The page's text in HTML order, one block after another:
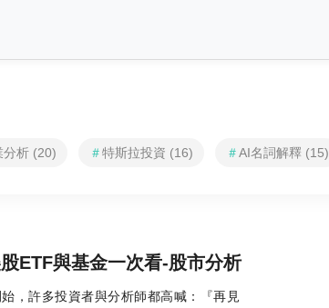
分析 (20) ＃特斯拉投資 (16) ＃AI名詞解釋 (15)
ETF與基金一次看-股市分析
，許多投資者與分析師都高喊：『再見